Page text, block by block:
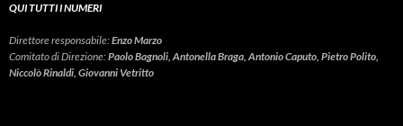
QUI TUTTI I NUMERI
Direttore responsabile:Enzo Marzo
Comitato di Direzione:Paolo Bagnoli, Antonella Braga, Antonio Caputo, Pietro Polito,
Niccolò Rinaldi, Giovanni Vetritto